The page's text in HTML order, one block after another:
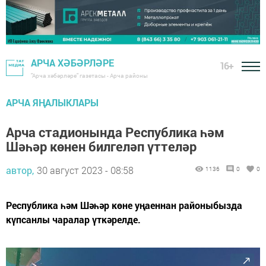
АРЧА ХӘБӘРЛӘРЕ
"Арча хәбәрләре" газетасы - Арча районы
16+
АРЧА ЯҢАЛЫКЛАРЫ
Арча стадионында Республика һәм
Шәһәр көнен билгеләп үттеләр
автор, 30 август 2023 - 08:58 1136 0 0
Республика һәм Шәһәр көне уңаеннан районыбызда
күпсанлы чаралар үткәрелде.